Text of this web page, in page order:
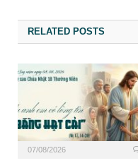
RELATED POSTS
07/08/2026